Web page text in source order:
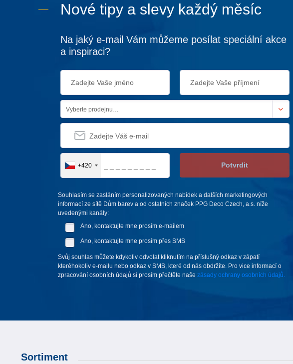
Nové tipy a slevy každý měsíc
Na jaký e-mail Vám můžeme posílat speciální akce
a inspiraci?
Vyberte prodejnu…
+420 Potvrdit
Souhlasím se zasláním personalizovaných nabídek a dalších marketingových
informací ze sítě Dům barev a od ostatních značek PPG Deco Czech, a.s. níže
uvedenými kanály:
Ano, kontaktujte mne prosím e-mailem
Ano, kontaktujte mne prosím přes SMS
Svůj souhlas můžete kdykoliv odvolat kliknutím na příslušný odkaz v zápatí
kteréhokoliv e-mailu nebo odkaz v SMS, které od nás obdržíte. Pro vice informací o
zpracování osobních údajů si prosím přečtěte naše zásady ochrany osobních údajů.
Sortiment